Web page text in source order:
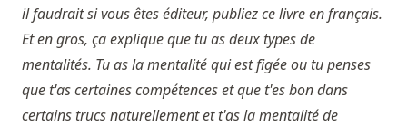
il faudrait si vous êtes éditeur, publiez ce livre en français.
Et en gros, ça explique que tu as deux types de
mentalités. Tu as la mentalité qui est figée ou tu penses
que t'as certaines compétences et que t'es bon dans
certains trucs naturellement et t'as la mentalité de